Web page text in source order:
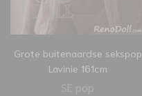
Grote buitenaardse sekspop
Lavinie 161cm
SE pop